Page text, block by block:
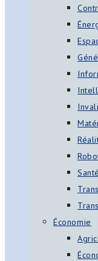
Économie